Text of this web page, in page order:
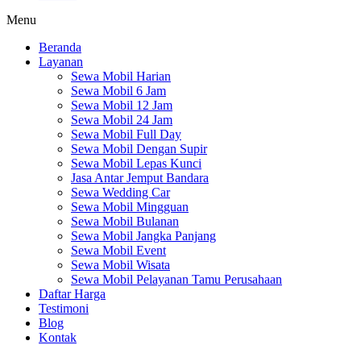
Menu
Beranda
Layanan
Sewa Mobil Harian
Sewa Mobil 6 Jam
Sewa Mobil 12 Jam
Sewa Mobil 24 Jam
Sewa Mobil Full Day
Sewa Mobil Dengan Supir
Sewa Mobil Lepas Kunci
Jasa Antar Jemput Bandara
Sewa Wedding Car
Sewa Mobil Mingguan
Sewa Mobil Bulanan
Sewa Mobil Jangka Panjang
Sewa Mobil Event
Sewa Mobil Wisata
Sewa Mobil Pelayanan Tamu Perusahaan
Daftar Harga
Testimoni
Blog
Kontak